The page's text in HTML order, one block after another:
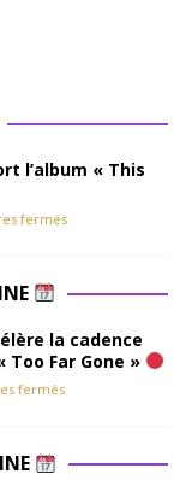
l’album « This
fermés
la cadence
Too Far Gone »
fermés